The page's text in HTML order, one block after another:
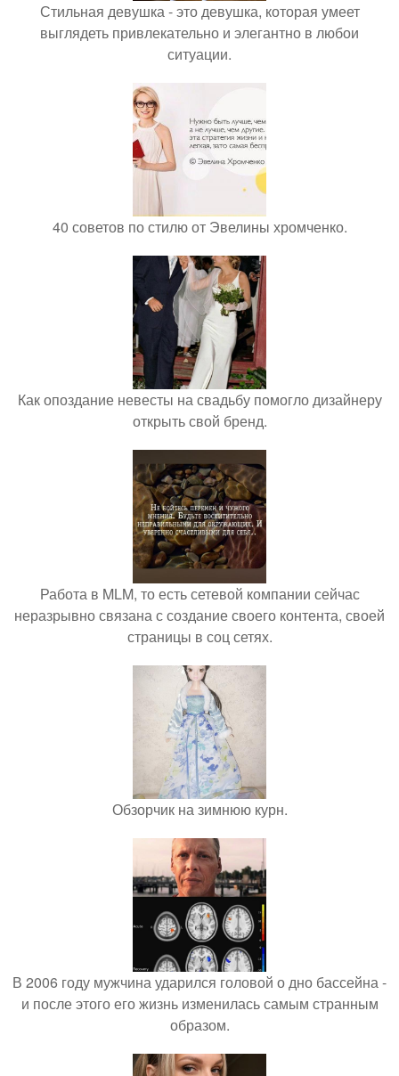
Стильная девушка - это девушка, которая умеет
выглядеть привлекательно и элегантно в любои
ситуации.
40 советов по стилю от Эвелины хромченко.
Как опоздание невесты на свадьбу помогло дизайнеру
открыть свой бренд.
Работа в MLM, то есть сетевой компании сейчас
неразрывно связана с создание своего контента, своей
страницы в соц сетях.
Обзорчик на зимнюю курн.
В 2006 году мужчина ударился головой о дно бассейна -
и после этого его жизнь изменилась самым странным
образом.